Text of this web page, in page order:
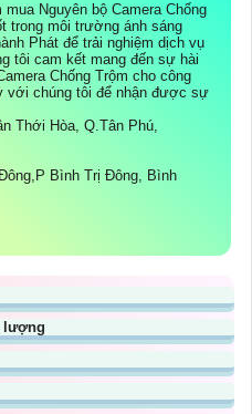
Nguyên bộ Camera Chống
trong môi trường ánh sáng
Phát để trải nghiệm dịch vụ
tôi cam kết mang đến sự hài
Chống Trộm cho công
với chúng tôi để nhận được sự
Thới Hòa, Q.Tân Phú,
Bình Trị Đông, Bình
lượng